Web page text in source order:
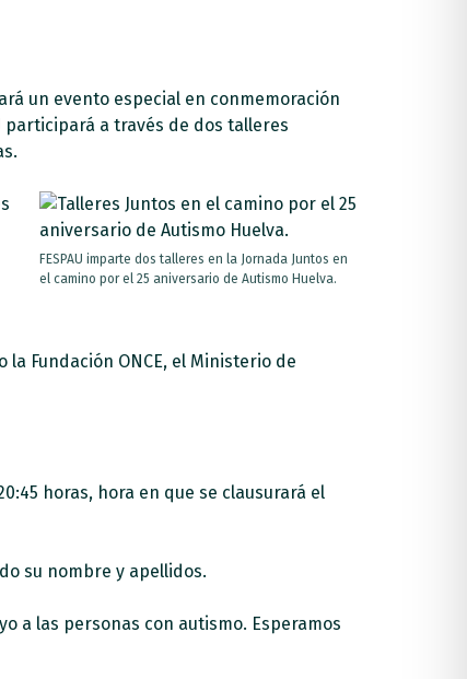
un evento especial en conmemoración
participará a través de dos talleres
FESPAU imparte dos talleres en la Jornada Juntos en
el camino por el 25 aniversario de Autismo Huelva.
Fundación ONCE, el Ministerio de
horas, hora en que se clausurará el
su nombre y apellidos.
a las personas con autismo. Esperamos